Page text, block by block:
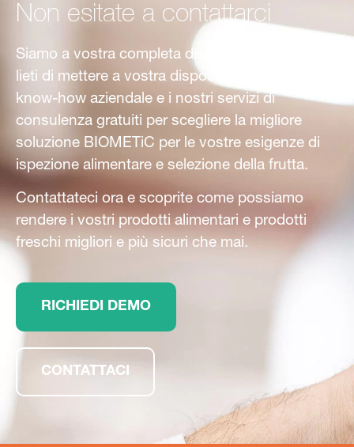
Non esitate a contattarci
Siamo a vostra completa disposizione. Saremo
lieti di mettere a vostra disposizione il nostro
know-how aziendale e i nostri servizi di
consulenza gratuiti per scegliere la migliore
soluzione BIOMETiC per le vostre esigenze di
ispezione alimentare e selezione della frutta.
Contattateci ora e scoprite come possiamo
rendere i vostri prodotti alimentari e prodotti
freschi migliori e più sicuri che mai.
RICHIEDI DEMO
CONTATTACI